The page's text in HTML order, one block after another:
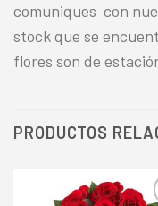
comuniques con
stock que se
flores son de
PRODUCTOS